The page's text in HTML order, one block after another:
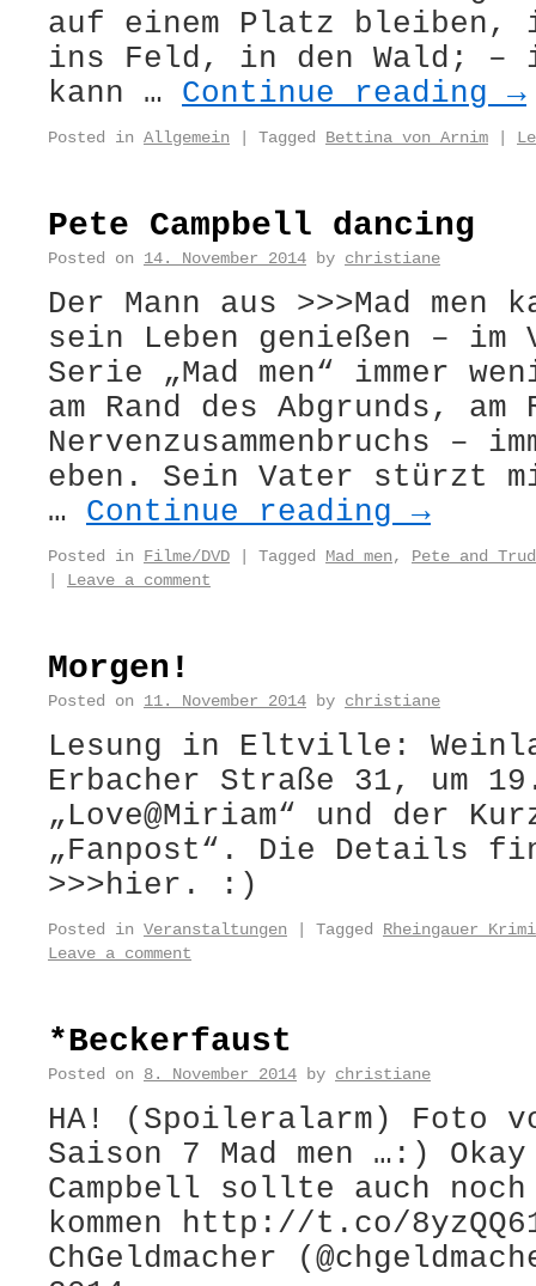
auf einem Platz bleiben,
ins Feld, in den Wald;
kann … Continue reading →
Posted in Allgemein Tagged Bettina von Arnim
Pete Campbell dancing
Posted on 14. November 2014 by christiane
Der Mann aus >>>Mad
sein Leben genießen – im
Serie „Mad men“ immer
am Rand des Abgrunds, am
Nervenzusammenbruchs –
eben. Sein Vater stürzt
… Continue reading →
Posted in Filme/DVD Tagged Mad men, Pete and
Leave a comment
Morgen!
Posted on 11. November 2014 by christiane
Lesung in Eltville:
Erbacher Straße 31, um
„Love@Miriam“ und der
„Fanpost“. Die Details
>>>hier. :)
Posted in Veranstaltungen Tagged
Rheingauer
Leave a comment
*Beckerfaust
Posted on 8. November 2014 by christiane
HA! (Spoileralarm) Foto
Saison 7 Mad men …:)
Campbell sollte auch
kommen http://t.co/
ChGeldmacher